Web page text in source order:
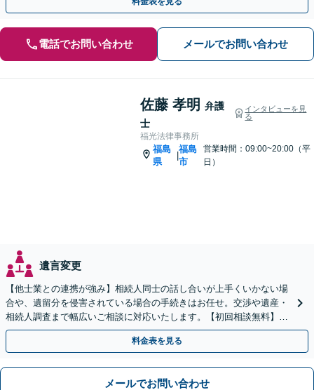
電話でお問い合わせ メールでお問い合わせ
佐藤 孝明 弁護
士
インタビューを見
る
福光法律事務所
福島
県
|
福島
市
営業時間：09:00~20:00（平
日）
遺言変更
【他士業との連携が強み】相続人同士の話し合いが上手くいかない場
合や、遺留分を侵害されている場合の手続きはお任せ。交渉や遺産・
相続人調査まで幅広いご相談に対応いたします。【初回相談無料】
【出張相談OK】【LINE可】
料金表を見る
メールでお問い合わせ